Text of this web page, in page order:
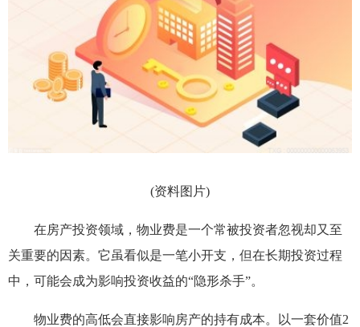
(资料图片)
在房产投资领域，物业费是一个常被投资者忽视却又至
关重要的因素。它虽看似是一笔小开支，但在长期投资过程
中，可能会成为影响投资收益的“隐形杀手”。
物业费的高低会直接影响房产的持有成本。以一套价值2